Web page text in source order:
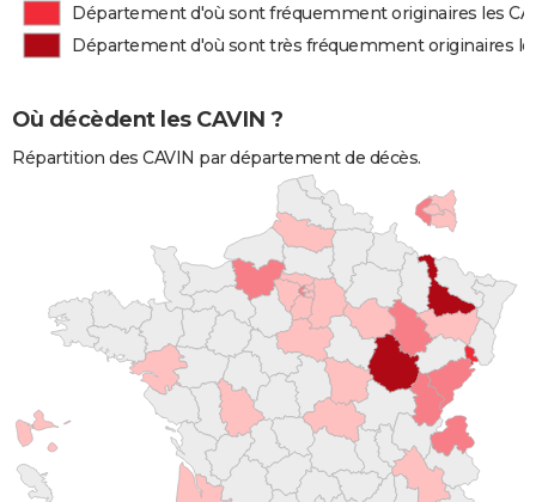
Département d'où sont fréquemment originaires les
Département d'où sont très fréquemment originaires
Où décèdent les CAVIN ?
Répartition des CAVIN par département de décès.